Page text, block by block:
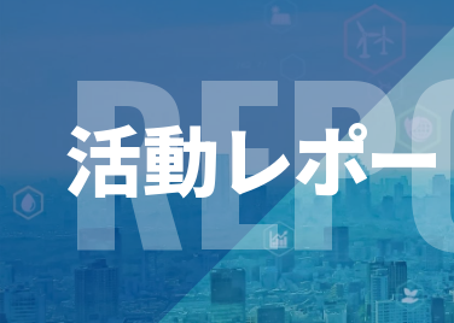
事業紹介
総合解体 / 解体事業
産業廃棄物収集/ 運搬
活動レポ